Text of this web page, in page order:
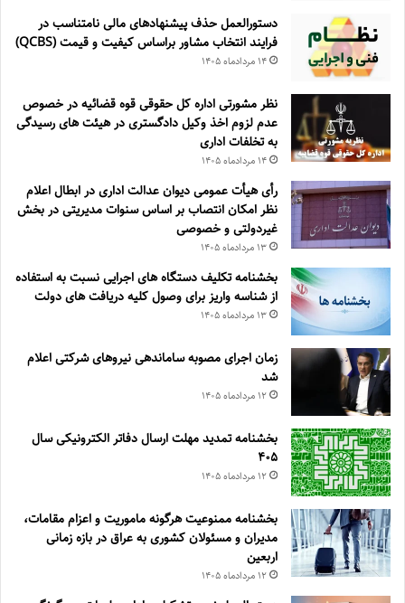
دستورالعمل حذف پيشنهادهای مالی نامتناسب در
فرايند انتخاب مشاور براساس كيفيت و قيمت (QCBS)
۱۴ مرداد‌ماه ۱۴۰۵
نظر مشورتی اداره کل حقوقی قوه قضائیه در خصوص
عدم لزوم اخذ وکیل دادگستری در هیئت های رسیدگی
به تخلفات اداری
۱۴ مرداد‌ماه ۱۴۰۵
رأی هیأت عمومی دیوان عدالت اداری در ابطال اعلام
نظر امکان انتصاب بر اساس سنوات مدیریتی در بخش
غیردولتی و خصوصی
۱۳ مرداد‌ماه ۱۴۰۵
بخشنامه تکلیف دستگاه های اجرایی نسبت به استفاده
از شناسه واریز برای وصول کلیه دریافت های دولت
۱۳ مرداد‌ماه ۱۴۰۵
زمان اجرای مصوبه ساماندهی نیروهای شرکتی اعلام
شد
۱۲ مرداد‌ماه ۱۴۰۵
بخشنامه تمدید مهلت ارسال دفاتر الکترونیکی سال
۴۰۵
۱۲ مرداد‌ماه ۱۴۰۵
بخشنامه ممنوعیت هرگونه ماموریت و اعزام مقامات،
مدیران و مسئولان کشوری به عراق در بازه زمانی
اربعین
۱۲ مرداد‌ماه ۱۴۰۵